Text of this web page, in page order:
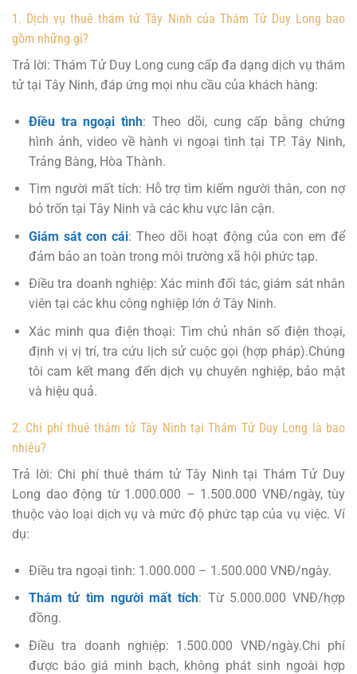
1. Dịch vụ thuê thám tử Tây Ninh của Thám Tử Duy Long bao
gồm những gì?
Trả lời: Thám Tử Duy Long cung cấp đa dạng dịch vụ thám
tử tại Tây Ninh, đáp ứng mọi nhu cầu của khách hàng:
Điều tra ngoại tình: Theo dõi, cung cấp bằng chứng
hình ảnh, video về hành vi ngoại tình tại TP. Tây Ninh,
Trảng Bàng, Hòa Thành.
Tìm người mất tích: Hỗ trợ tìm kiếm người thân, con nợ
bỏ trốn tại Tây Ninh và các khu vực lân cận.
Giám sát con cái: Theo dõi hoạt động của con em để
đảm bảo an toàn trong môi trường xã hội phức tạp.
Điều tra doanh nghiệp: Xác minh đối tác, giám sát nhân
viên tại các khu công nghiệp lớn ở Tây Ninh.
Xác minh qua điện thoại: Tìm chủ nhân số điện thoại,
định vị vị trí, tra cứu lịch sử cuộc gọi (hợp pháp).Chúng
tôi cam kết mang đến dịch vụ chuyên nghiệp, bảo mật
và hiệu quả.
2. Chi phí thuê thám tử Tây Ninh tại Thám Tử Duy Long là bao
nhiêu?
Trả lời: Chi phí thuê thám tử Tây Ninh tại Thám Tử Duy
Long dao động từ 1.000.000 – 1.500.000 VNĐ/ngày, tùy
thuộc vào loại dịch vụ và mức độ phức tạp của vụ việc. Ví
dụ:
Điều tra ngoại tình: 1.000.000 – 1.500.000 VNĐ/ngày.
Thám tử tìm người mất tích: Từ 5.000.000 VNĐ/hợp
đồng.
Điều tra doanh nghiệp: 1.500.000 VNĐ/ngày.Chi phí
được báo giá minh bạch, không phát sinh ngoài hợp